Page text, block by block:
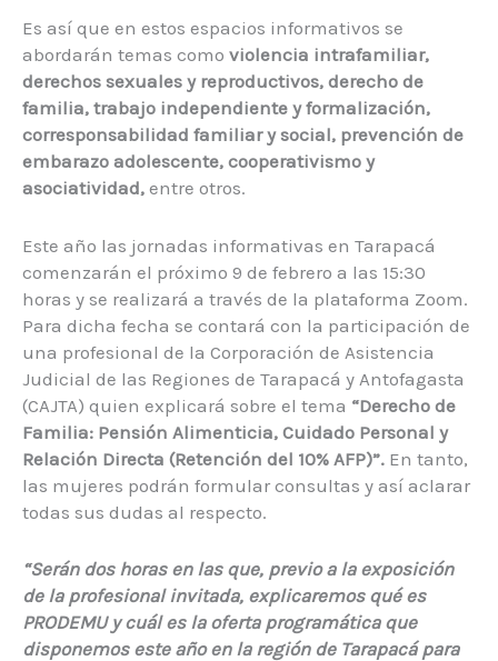
Es así que en estos espacios informativos se
abordarán temas como violencia intrafamiliar,
derechos sexuales y reproductivos, derecho de
familia, trabajo independiente y formalización,
corresponsabilidad familiar y social, prevención de
embarazo adolescente, cooperativismo y
asociatividad, entre otros.
Este año las jornadas informativas en Tarapacá
comenzarán el próximo 9 de febrero a las 15:30
horas y se realizará a través de la plataforma Zoom.
Para dicha fecha se contará con la participación de
una profesional de la Corporación de Asistencia
Judicial de las Regiones de Tarapacá y Antofagasta
(CAJTA) quien explicará sobre el tema “Derecho de
Familia: Pensión Alimenticia, Cuidado Personal y
Relación Directa (Retención del 10% AFP)”. En tanto,
las mujeres podrán formular consultas y así aclarar
todas sus dudas al respecto.
“Serán dos horas en las que, previo a la exposición
de la profesional invitada, explicaremos qué es
PRODEMU y cuál es la oferta programática que
disponemos este año en la región de Tarapacá para